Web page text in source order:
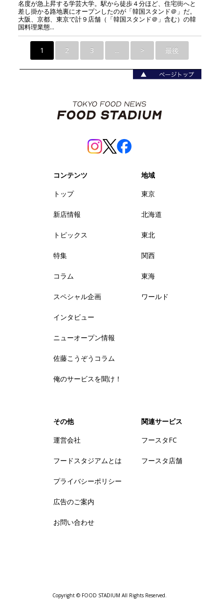
名度が急上昇する学芸大学。駅から徒歩４分ほど、住宅街へと
差し掛かる路地裏にオープンしたのが「韓国スタンド＠」だ。
大阪、京都、東京で計９店舗（「韓国スタンド＠」含む）の韓
国料理業態...
1 2 3 ... > 最後
コンテンツ
トップ
新店情報
トピックス
特集
コラム
スペシャル企画
インタビュー
ニューオープン情報
佐藤こうぞうコラム
俺のサービスを聞け！
地域
東京
北海道
東北
関西
東海
ワールド
その他
運営会社
フードスタジアムとは
プライバシーポリシー
広告のご案内
お問い合わせ
関連サービス
フースタFC
フースタ店舗
Copyright © FOOD STADIUM All Rights Reserved.